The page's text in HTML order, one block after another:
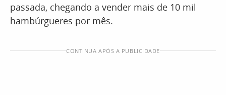
passada, chegando a vender mais de 10 mil
hambúrgueres por mês.
CONTINUA APÓS A PUBLICIDADE